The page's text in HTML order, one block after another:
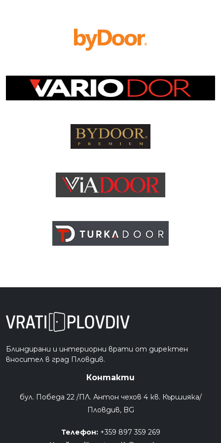
Блиндирани и интериорни врати от директен
вносител в град Пловдив.
Контакти
бул. Победа 22 /ПЛ. Антон чехов 4 кв. Кършияка/
Пловдив, BG
Телефон: +359 897 359 269